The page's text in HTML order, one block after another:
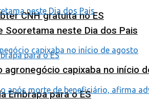
CNH gratuita no ES
Embrapa para o ES
neste Dia dos Pais
capixaba no início